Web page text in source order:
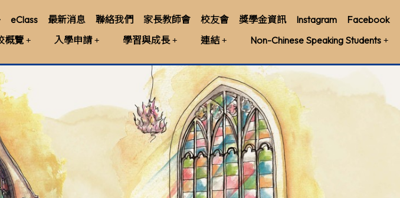
eClass 最新消息 聯絡我們 家長教師會 校友會 獎學金資訊 Instagram
Facebook
概覽
入學申請 學習與成長 連結 Non-Chinese Speaking Students